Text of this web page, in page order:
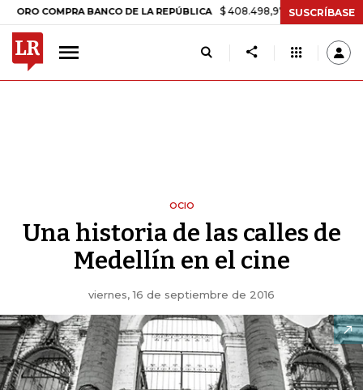
BANCO DE LA REPÚBLICA $ 408.498,97 +$ 8.753,81 +2,19%
SUSCRÍBASE
OCIO
Una historia de las calles de
Medellín en el cine
viernes, 16 de septiembre de 2016